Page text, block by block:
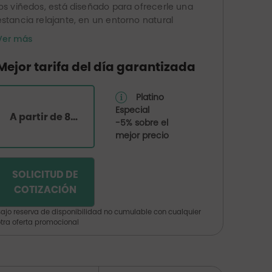
viñedos, está diseñado para ofrecerle una
relajante, en un entorno natural
en el corazón de la región de
ruta del vino de Rioja Alavesa.
más
tarifa del día garantizada
A partir de 83€ por habitación
Platino
Especial
-5% sobre el
mejor precio
SOLICITUD DE
COTIZACIÓN
reserva de disponibilidad no cumulable con cualquier
oferta promocional